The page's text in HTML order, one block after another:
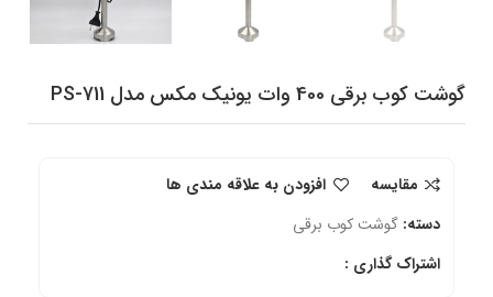
گوشت کوب برقی 400 وات یونیک مکس مدل PS-711
مقایسه
افزودن به علاقه مندی ها
دسته: گوشت کوب برقی
اشتراک گذاری :